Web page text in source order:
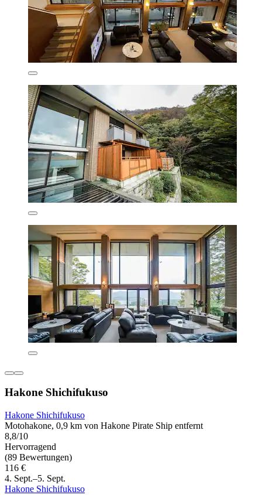
Hakone Shichifukuso
Hakone Shichifukuso
Motohakone, 0,9 km von Hakone Pirate Ship entfernt
8,8/10
Hervorragend
(89 Bewertungen)
116 €
4. Sept.–5. Sept.
Hakone Shichifukuso